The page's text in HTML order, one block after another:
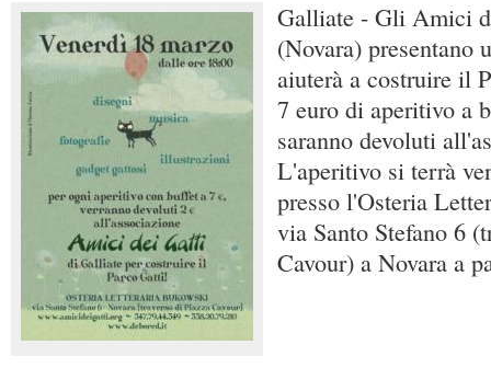
Galliate - Gli Amici
(Novara) presentano
aiuterà a costruire il
7 euro di aperitivo a
saranno devoluti
L'aperitivo si terrà
presso l'Osteria
via Santo Stefano 6
Cavour) a Novara a